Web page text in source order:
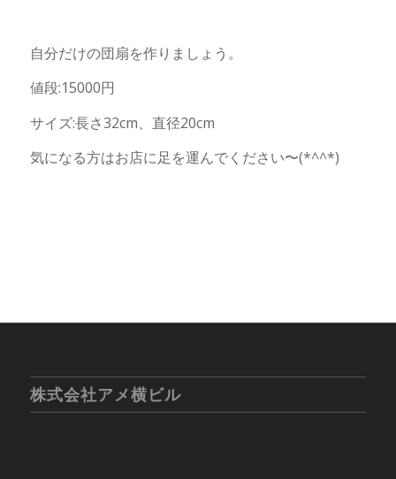
自分だけの団扇を作りましょう。
値段:15000円
サイズ:長さ32cm、直径20cm
気になる方はお店に足を運んでください〜(*^^*)
株式会社アメ横ビル